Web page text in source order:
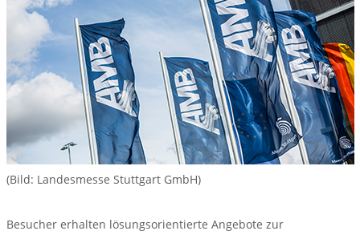
(Bild: Landesmesse Stuttgart GmbH)
Besucher erhalten lösungsorientierte Angebote zur